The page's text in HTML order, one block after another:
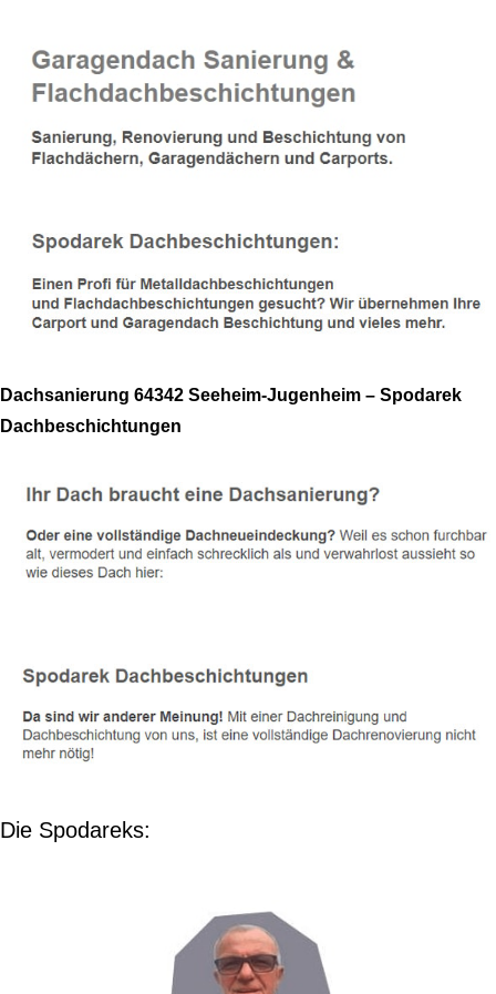
Dachsanierung 64342 Seeheim-Jugenheim – Spodarek
Dachbeschichtungen
Die Spodareks: